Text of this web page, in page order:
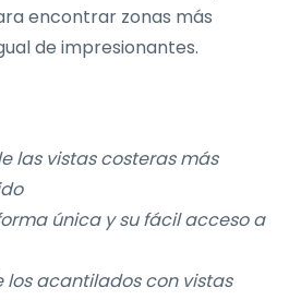
encontrar zonas más
de impresionantes.
las vistas costeras más
única y su fácil acceso a
los acantilados con vistas